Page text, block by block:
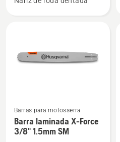
Barra
Ver
mais
detalhes
Barras para motosserra
Barra laminada X-Force
3/8" 1.5mm SM